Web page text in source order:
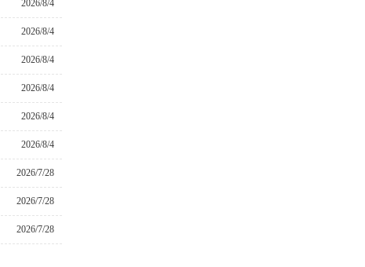
2026/8/4
2026/8/4
2026/8/4
2026/8/4
2026/8/4
2026/8/4
2026/7/28
2026/7/28
2026/7/28